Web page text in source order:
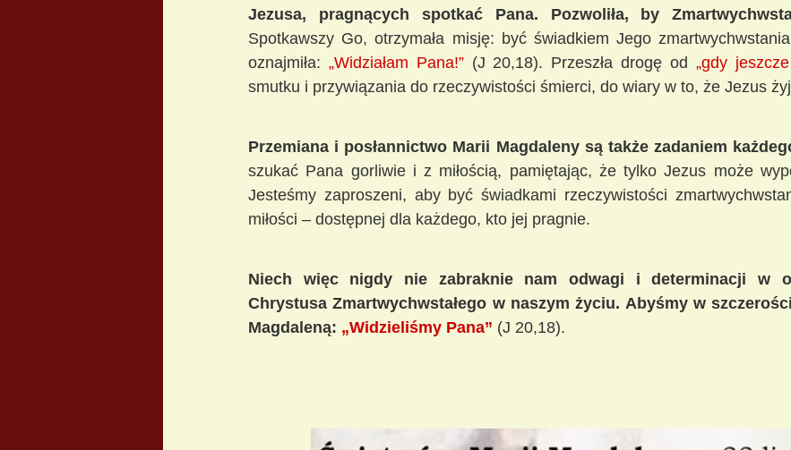
Jezusa, pragnących spotkać Pana. Pozwoliła, by
Spotkawszy Go, otrzymała misję: być świadkiem Jego
oznajmiła: „Widziałam Pana!”(J 20,18). Przeszła drogę od „gdy
smutku i przywiązania do rzeczywistości śmierci, do wiary w to, że Jezus
Przemiana i posłannictwo Marii Magdaleny są także zadaniem
szukać Pana gorliwie i z miłością, pamiętając, że tylko Jezus może
Jesteśmy zaproszeni, aby być świadkami rzeczywistości
miłości – dostępnej dla każdego, kto jej pragnie.
Niech więc nigdy nie zabraknie nam odwagi i determinacji w
Chrystusa Zmartwychwstałego w naszym życiu. Abyśmy w
Magdaleną: „Widzieliśmy Pana” (J 20,18).